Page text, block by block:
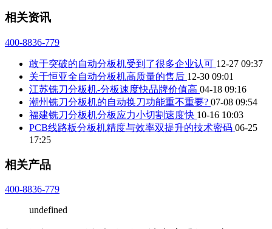
相关资讯
400-8836-779
敢于突破的自动分板机受到了很多企业认可 12-27 09:37
关于恒亚全自动分板机高质量的售后 12-30 09:01
江苏铣刀分板机-分板速度快品牌价值高 04-18 09:16
潮州铣刀分板机的自动换刀功能重不重要? 07-08 09:54
福建铣刀分板机分板应力小切割速度快 10-16 10:03
PCB线路板分板机精度与效率双提升的技术密码 06-25
17:25
相关产品
400-8836-779
undefined